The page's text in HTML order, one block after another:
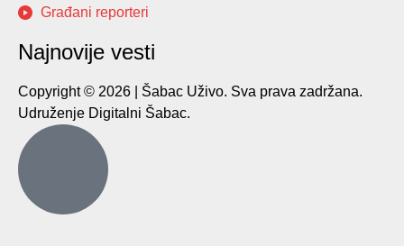
Građani reporteri
Najnovije vesti
Copyright © 2026 | Šabac Uživo. Sva prava zadržana.
Udruženje Digitalni Šabac.